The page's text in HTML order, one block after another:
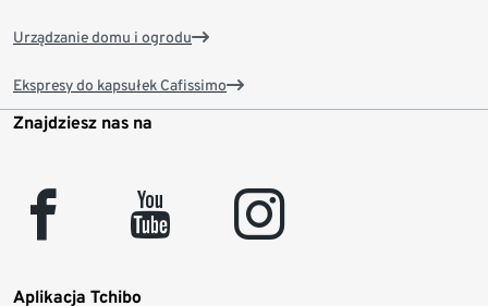
Urządzanie domu i ogrodu
Ekspresy do kapsułek Cafissimo
Znajdziesz nas na
facebook youtube instagram
Aplikacja Tchibo